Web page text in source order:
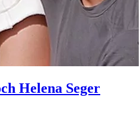
Helena Seger